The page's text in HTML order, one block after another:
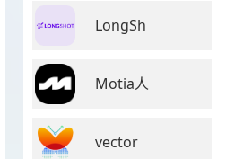
LongSh
Motia人
vector